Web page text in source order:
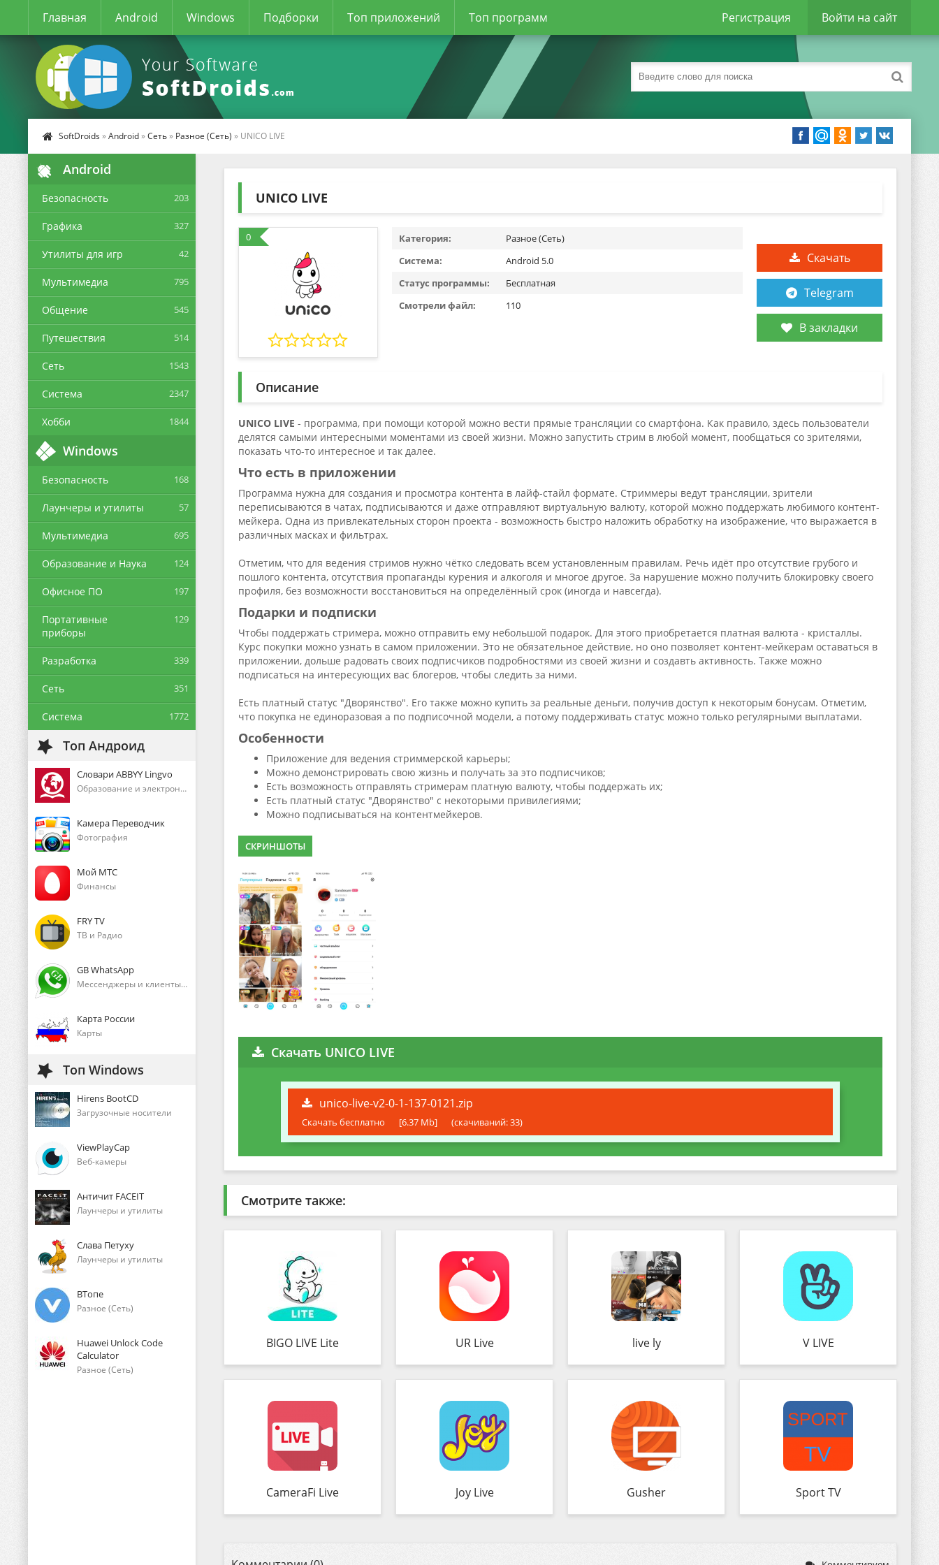
Главная Android Windows Подборки Топ приложений Топ программ Регистрация Войти на сайт
SoftDroids »Android»Сеть» Разное (Сеть) » UNICO LIVE
Android
Безопасность 203
Графика 327
Утилиты для игр 42
Мультимедиа 795
Общение 545
Путешествия 514
Сеть 1543
Система 2347
Хобби 1844
Windows
Безопасность 168
Лаунчеры и утилиты 57
Мультимедиа 695
Образование и Наука 124
Офисное ПО 197
Портативные
приборы
129
Разработка 339
Сеть 351
Система 1772
Топ Андроид
Словари ABBYY Lingvo
Образование и электронные книги
Камера Переводчик
Фотография
Мой МТС
Финансы
FRY TV
ТВ и Радио
GB WhatsApp
Мессенджеры и клиенты голосового общения
Карта России
Карты
Топ Windows
Hirens BootCD
Загрузочные носители
ViewPlayCap
Веб-камеры
Античит FACEIT
Лаунчеры и утилиты
Слава Петуху
Лаунчеры и утилиты
ВТопе
Разное (Сеть)
Huawei Unlock Code
Calculator
Разное (Сеть)
UNICO LIVE
0
Скачать
Telegram
В закладки
Категория:
Разное (Сеть)
Система:
Android 5.0
Статус программы:
Бесплатная
Смотрели файл:
110
Описание
UNICO LIVE - программа, при помощи которой можно вести прямые трансляции со смартфона. Как правило, здесь пользователи
делятся самыми интересными моментами из своей жизни. Можно запустить стрим в любой момент, пообщаться со зрителями,
показать что-то интересное и так далее.
Что есть в приложении
Программа нужна для создания и просмотра контента в лайф-стайл формате. Стриммеры ведут трансляции, зрители
переписываются в чатах, подписываются и даже отправляют виртуальную валюту, которой можно поддержать любимого контент-
мейкера. Одна из привлекательных сторон проекта - возможность быстро наложить обработку на изображение, что выражается в
различных масках и фильтрах.
Отметим, что для ведения стримов нужно чётко следовать всем установленным правилам. Речь идёт про отсутствие грубого и
пошлого контента, отсутствия пропаганды курения и алкоголя и многое другое. За нарушение можно получить блокировку своего
профиля, без возможности восстановиться на определённый срок (иногда и навсегда).
Подарки и подписки
Чтобы поддержать стримера, можно отправить ему небольшой подарок. Для этого приобретается платная валюта - кристаллы.
Курс покупки можно узнать в самом приложении. Это не обязательное действие, но оно позволяет контент-мейкерам оставаться в
приложении, дольше радовать своих подписчиков подробностями из своей жизни и создавть активность. Также можно
подписаться на интересующих вас блогеров, чтобы следить за ними.
Есть платный статус "Дворянство". Его также можно купить за реальные деньги, получив доступ к некоторым бонусам. Отметим,
что покупка не единоразовая а по подписочной модели, а потому поддерживать статус можно только регулярными выплатами.
Особенности
Приложение для ведения стриммерской карьеры;
Можно демонстрировать свою жизнь и получать за это подписчиков;
Есть возможность отправлять стримерам платную валюту, чтобы поддержать их;
Есть платный статус "Дворянство" с некоторыми привилегиями;
Можно подписываться на контентмейкеров.
СКРИНШОТЫ
Скачать UNICO LIVE
unico-live-v2-0-1-137-0121.zip
Скачать бесплатно [6.37 Mb] (cкачиваний: 33)
Смотрите также:
BIGO LIVE Lite UR Live live ly V LIVE
CameraFi Live Joy Live Gusher Sport TV